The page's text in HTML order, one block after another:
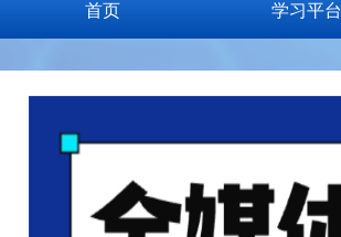
首页 学习平台